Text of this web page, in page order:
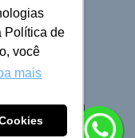
Política de
você
mais
Cruzeiro do Sul